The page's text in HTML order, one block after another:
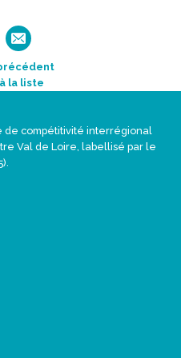
la liste
de compétitivité interrégional
Val de Loire, labellisé par le